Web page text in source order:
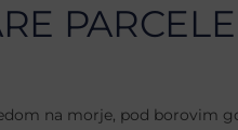
PARCELE
na morje, pod borovim